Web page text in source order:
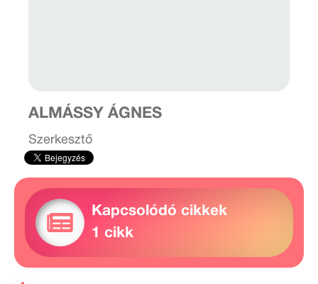
ALMÁSSY ÁGNES
Szerkesztő
Kapcsolódó cikkek
1 cikk